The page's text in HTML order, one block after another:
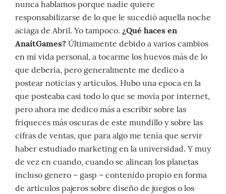
nunca hablamos porque nadie quiere
responsabilizarse de lo que le sucedió aquella noche
aciaga de Abril. Yo tampoco. ¿Qué haces en
AnaitGames? Últimamente debido a varios cambios
en mi vida personal, a tocarme los huevos más de lo
que debería, pero generalmente me dedico a
postear noticias y artículos. Hubo una epoca en la
que posteaba casi todo lo que se movía por internet,
pero ahora me dedico más a escribir sobre las
friqueces más oscuras de este mundillo y sobre las
cifras de ventas, que para algo me tenía que servir
haber estudiado marketing en la universidad. Y muy
de vez en cuando, cuando se alinean los planetas
incluso genero – gasp – contenido propio en forma
de articulos pajeros sobre diseño de juegos o los